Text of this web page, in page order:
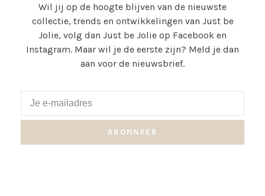
Wil jij op de hoogte blijven van de nieuwste
collectie, trends en ontwikkelingen van Just be
Jolie, volg dan Just be Jolie op Facebook en
Instagram. Maar wil je de eerste zijn? Meld je dan
aan voor de nieuwsbrief.
ABONNEER